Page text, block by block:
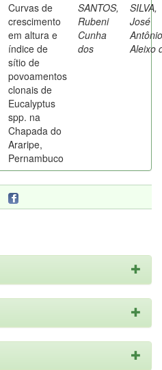
Curvas de
crescimento
em altura e
índice de
sítio de
povoamentos
clonais de
Eucalyptus
spp. na
Chapada do
Araripe,
Pernambuco
SANTOS,
Rubeni
Cunha
dos
SILVA,
José
Antônio
Aleixo